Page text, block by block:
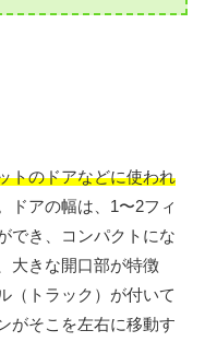
トのドアなどに使われ
ドアの幅は、1〜2フィ
でき、コンパクトにな
大きな開口部が特徴
（トラック）が付いて
がそこを左右に移動す